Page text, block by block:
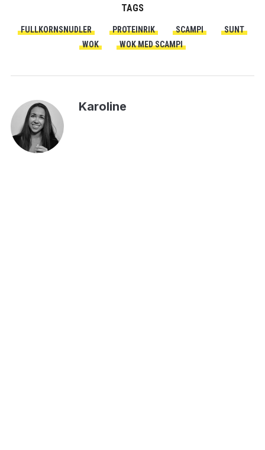
TAGS
FULLKORNSNUDLER PROTEINRIK SCAMPI
SUNT
WOK
WOK MED SCAMPI
Karoline